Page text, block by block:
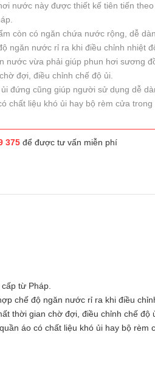
nước này được thiết kế tiên tiến
còn có ngăn chứa nước rộng, dễ
ngăn nước rỉ ra khi điều chỉnh nhiệt
nước vừa phải giúp phun hơi sương
đợi, điều chỉnh chế độ ủi.
đứng cũng giúp người sử dụng dễ
chất liệu khó ủi hay bộ rèm cửa trong
375để được tư vấn miễn phí
từ Pháp.
chế độ ngăn nước rỉ ra khi điều
thời gian chờ đợi, điều chỉnh chế độ
áo có chất liệu khó ủi hay bộ rèm